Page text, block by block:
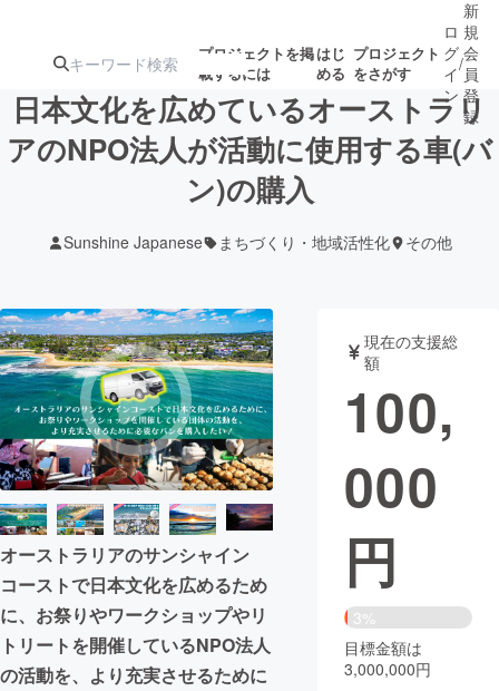
プロジェクトを掲
載するには
はじ
める
プロジェクト
をさがす
注目の新着プロ
ジェクト
募集終了が近いプ
テクノロジー・ガジェット
映像・映画 書籍・雑誌
ビジネス・起業 チャレンジ
まちづくり・地域活性化
CAMPFIRE for Social Good
CAMPFIRE Creation
CAMPFIREふるさと納税 machi-ya コミュニティ
ロ
グ
イ
ン
/
新
規
会
員
登
録
日本文化を広めているオーストラリ
アのNPO法人が活動に使用する車(バ
ン)の購入
Sunshine Japanese まちづくり・地域活性化 その他
オーストラリアのサンシャイン
コーストで日本文化を広めるため
に、お祭りやワークショップやリ
トリートを開催しているNPO法人
の活動を、より充実させるために
現在の支援総
額
100,
000
円
3%
目標金額は
3,000,000円